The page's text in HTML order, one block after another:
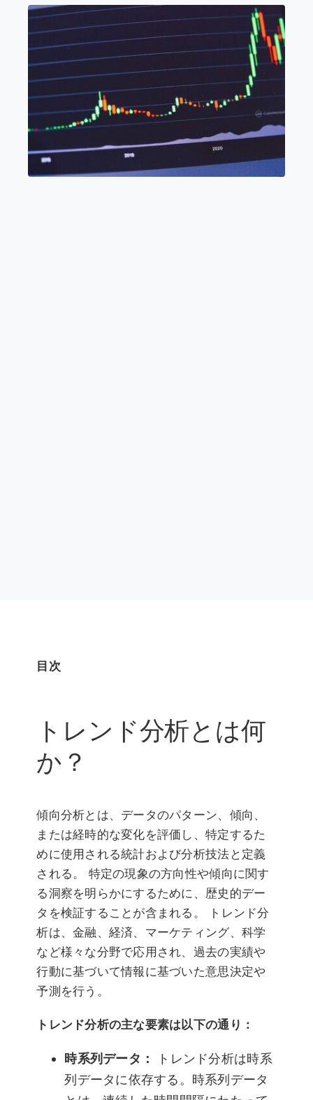
目次
トレンド分析とは何
か？
傾向分析とは、データのパターン、傾向、
または経時的な変化を評価し、特定するた
めに使用される統計および分析技法と定義
される。 特定の現象の方向性や傾向に関す
る洞察を明らかにするために、歴史的デー
タを検証することが含まれる。 トレンド分
析は、金融、経済、マーケティング、科学
など様々な分野で応用され、過去の実績や
行動に基づいて情報に基づいた意思決定や
予測を行う。
トレンド分析の主な要素は以下の通り：
時系列データ：
トレンド分析は時系
列データに依存する。時系列データ